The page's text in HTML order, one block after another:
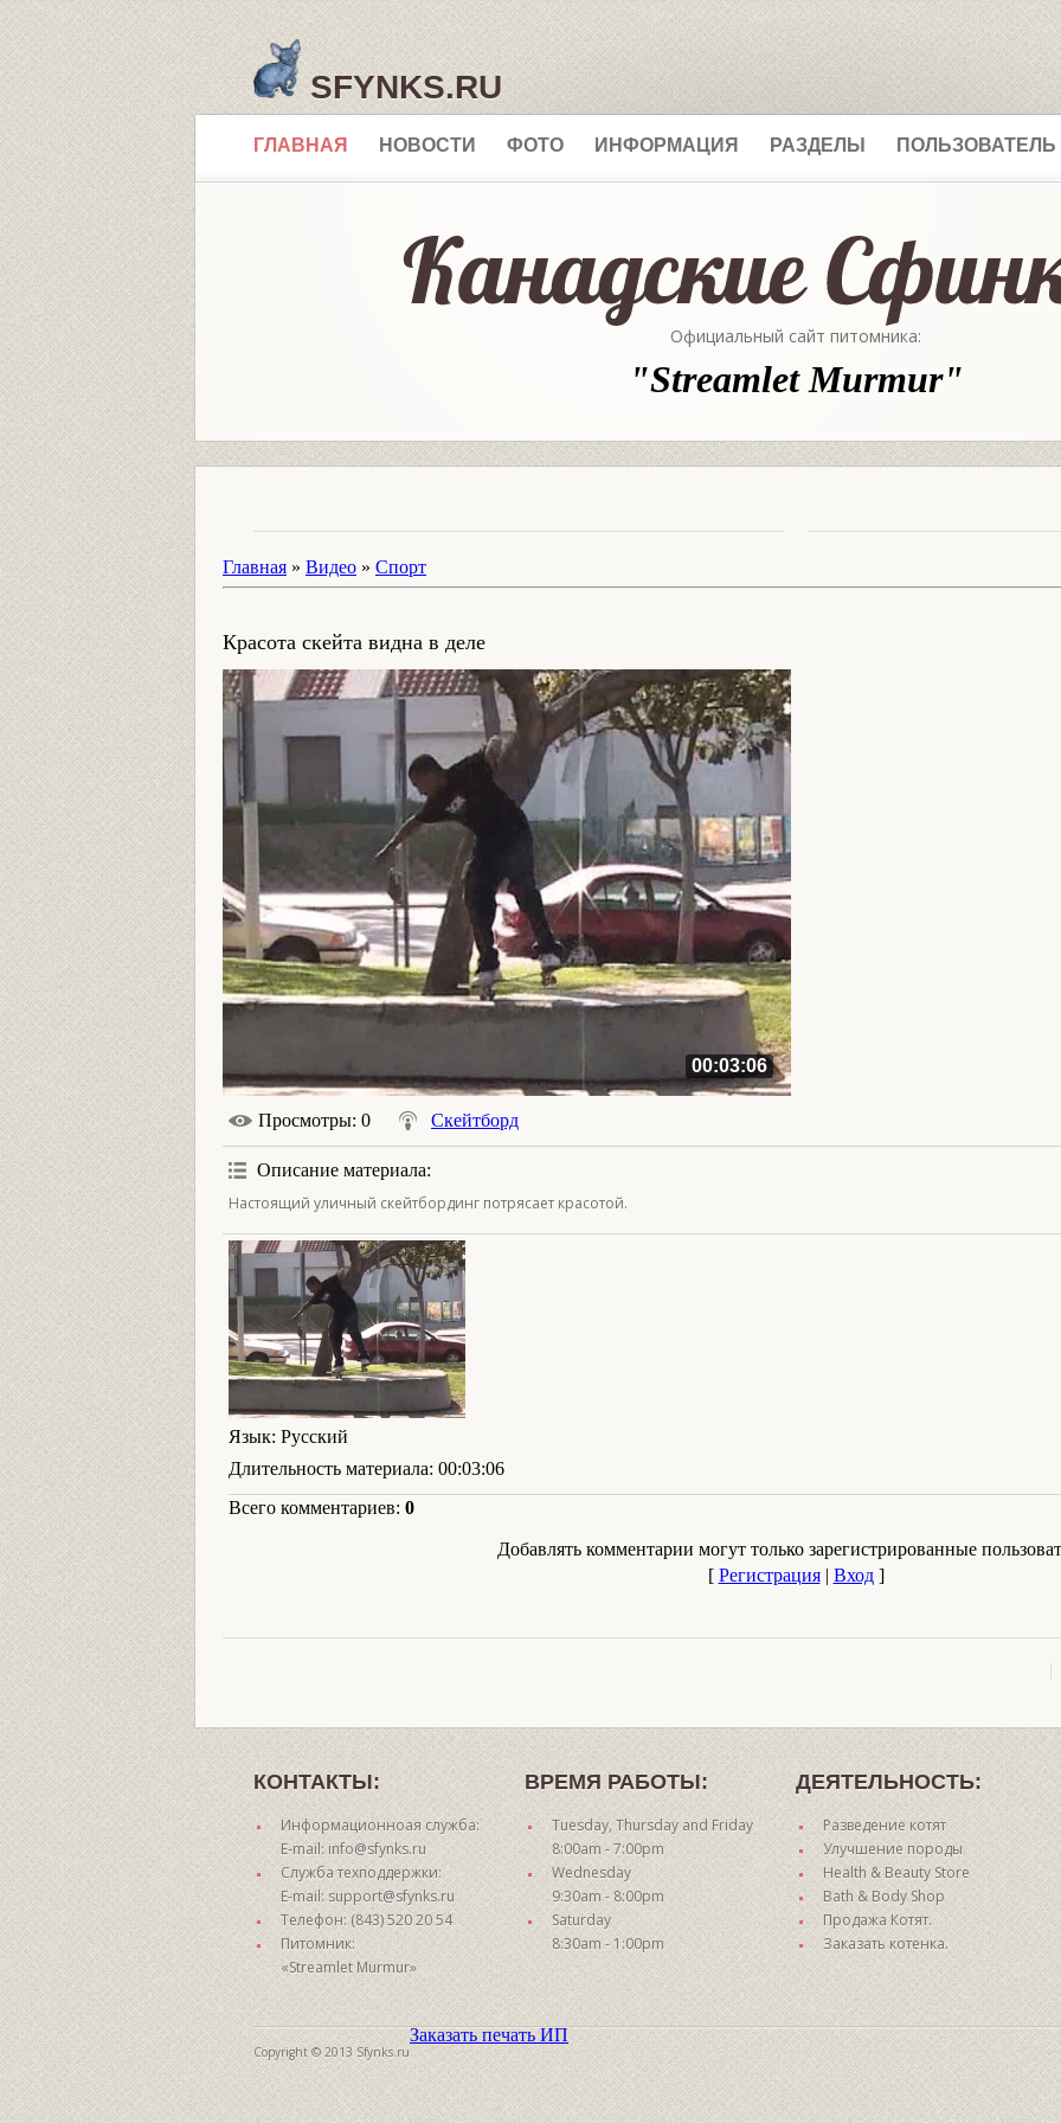
SFYNKS.RU
ГЛАВНАЯ НОВОСТИ ФОТО ИНФОРМАЦИЯ РАЗДЕЛЫ ПОЛЬЗОВАТЕЛЬ
Официальный сайт питомника:
"Streamlet Murmur"
Главная » Видео » Спорт
Красота скейта видна в деле
00:03:06
Просмотры: 0 Скейтборд
Описание материала:
Настоящий уличный скейтбординг потрясает красотой.
Язык: Русский
Длительность материала: 00:03:06
Всего комментариев: 0
Добавлять комментарии могут только зарегистрированные
[ Регистрация| Вход]
КОНТАКТЫ:
Информационноая служба:
E-mail: info@sfynks.ru
Служба техподдержки:
E-mail: support@sfynks.ru
Телефон: (843) 520 20 54
Питомник:
«Streamlet Murmur»
ВРЕМЯ РАБОТЫ:
Tuesday, Thursday and Friday
8:00am - 7:00pm
Wednesday
9:30am - 8:00pm
Saturday
8:30am - 1:00pm
ДЕЯТЕЛЬНОСТЬ:
Разведение котят
Улучшение породы
Health & Beauty Store
Bath & Body Shop
Продажа Котят.
Заказать котенка.
Copyright © 2013 Sfynks.ru
Заказать печать ИП